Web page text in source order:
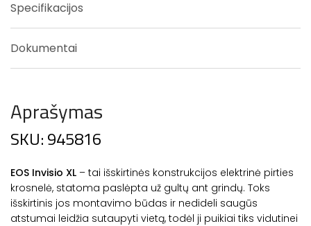
Specifikacijos
Dokumentai
Aprašymas
SKU: 945816
EOS Invisio XL – tai išskirtinės konstrukcijos elektrinė pirties
krosnelė, statoma paslėpta už gultų ant grindų. Toks
išskirtinis jos montavimo būdas ir nedideli saugūs
atstumai leidžia sutaupyti vietą, todėl ji puikiai tiks vidutinei